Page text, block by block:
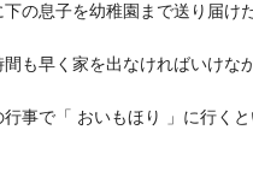
の息子を幼稚園まで送り届け
間も早く家を出なければいけな
事で「 おいもほり 」に行く